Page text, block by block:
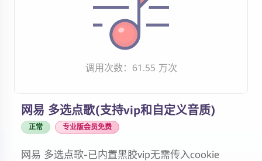
调用次数：61.55 万次
网易 多选点歌(支持vip和自定义音质)
正常 专业版会员免费
网易 多选点歌-已内置黑胶vip无需传入cookie